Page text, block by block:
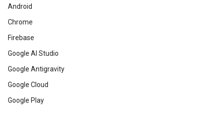
Android
Chrome
Firebase
Google AI Studio
Google Antigravity
Google Cloud
Google Play